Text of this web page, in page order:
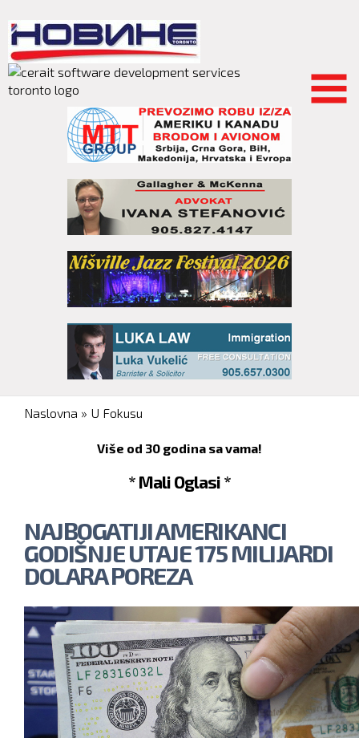
main
content
You are here
Naslovna » U Fokusu
Više od 30 godina sa vama!
* Mali Oglasi *
NAJBOGATIJI AMERIKANCI
GODIŠNJE UTAJE 175 MILIJARDI
DOLARA POREZA